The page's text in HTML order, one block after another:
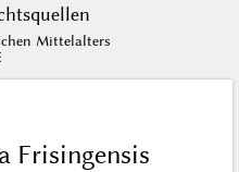
Mittelalters
Frisingensis